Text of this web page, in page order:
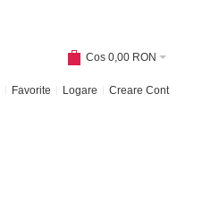
Cos 0,00 RON
Favorite Logare Creare Cont